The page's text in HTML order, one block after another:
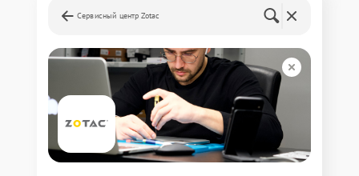
Сервисный центр Zotac